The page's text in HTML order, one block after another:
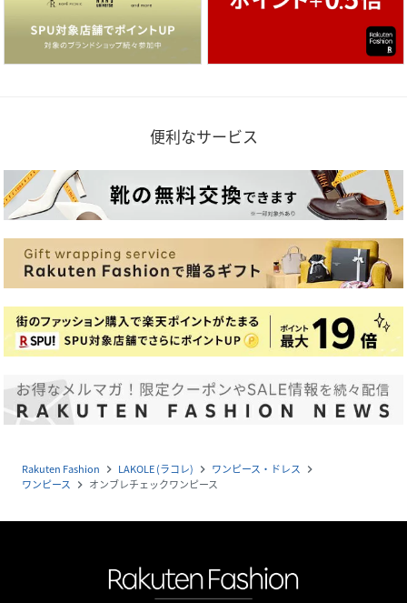
便利なサービス
Rakuten Fashion navigate_next LAKOLE (ラコレ) navigate_next ワンピース・ドレス navigate_next
ワンピース navigate_next オンブレチェックワンピース